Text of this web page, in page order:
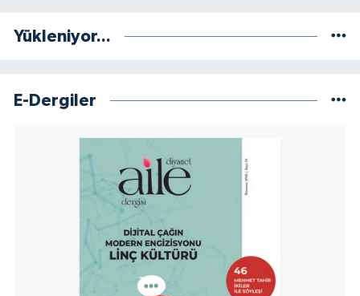
Yükleniyor...
E-Dergiler
Ordu Müftülüğü
Osmaniye Müftülüğü
Rize Müftülüğü
Sakarya Müftülüğü
Samsun Müftülüğü